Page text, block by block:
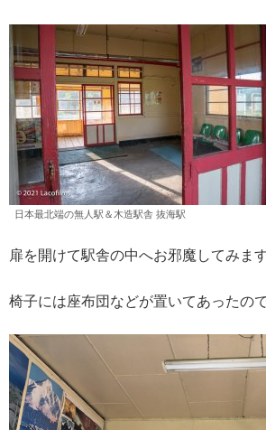
日本最北端の無人駅＆木造駅舎 抜海駅
扉を開けて駅舎の中へお邪魔してみます
椅子には座布団などが置いてあったの